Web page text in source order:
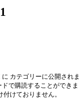
に カテゴリーに公開されま
ドで購読することができま
けておりません。